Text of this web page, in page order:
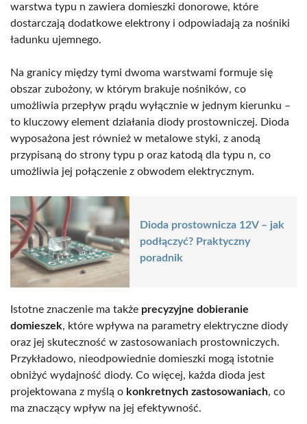
warstwa typu n zawiera domieszki donorowe, które
dostarczają dodatkowe elektrony i odpowiadają za nośniki
ładunku ujemnego.
Na granicy między tymi dwoma warstwami formuje się
obszar zubożony, w którym brakuje nośników, co
umożliwia przepływ prądu wyłącznie w jednym kierunku –
to kluczowy element działania diody prostowniczej. Dioda
wyposażona jest również w metalowe styki, z anodą
przypisaną do strony typu p oraz katodą dla typu n, co
umożliwia jej połączenie z obwodem elektrycznym.
Dioda prostownicza 12V – jak
podłączyć? Praktyczny
poradnik
Istotne znaczenie ma także precyzyjne dobieranie
domieszek, które wpływa na parametry elektryczne diody
oraz jej skuteczność w zastosowaniach prostowniczych.
Przykładowo, nieodpowiednie domieszki mogą istotnie
obniżyć wydajność diody. Co więcej, każda dioda jest
projektowana z myślą o konkretnych zastosowaniach, co
ma znaczący wpływ na jej efektywność.